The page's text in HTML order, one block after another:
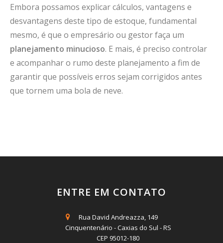
Embora possamos explicar cálculos, vantagens e
desvantagens deste tipo de estoque, fundamental
mesmo, é que o empresário ou gestor faça um
planejamento minucioso. E mais, é preciso controlar
e acompanhar o rumo deste planejamento a fim de
garantir que possíveis erros sejam corrigidos antes
que tornem uma bola de neve.
ENTRE EM CONTATO
Rua David Andreazza, 149
Cinquentenário - Caxias do Sul - RS
CEP 95012-180